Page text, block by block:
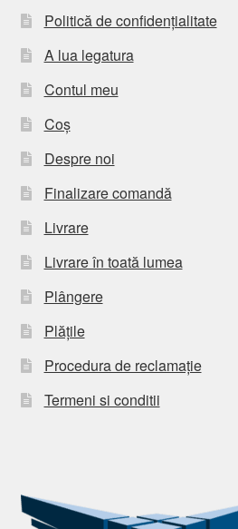
Politică de confidențialitate
A lua legatura
Contul meu
Coș
Despre noi
Finalizare comandă
Livrare
Livrare în toată lumea
Plângere
Plățile
Procedura de reclamație
Termeni si conditii